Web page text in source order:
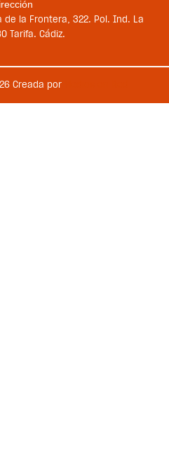
de la Frontera, 322. Pol. Ind. La
Tarifa. Cádiz.
Creada por